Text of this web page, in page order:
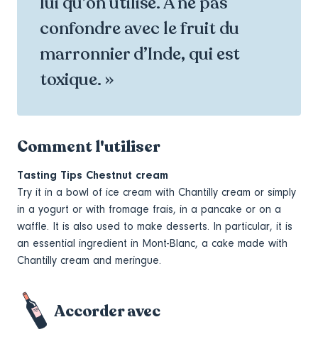
confondre avec le fruit du
marronnier d’Inde, qui est
toxique. »
Comment l'utiliser
Tasting Tips Chestnut cream
Try it in a bowl of ice cream with Chantilly cream or simply
in a yogurt or with fromage frais, in a pancake or on a
waffle. It is also used to make desserts. In particular, it is
an essential ingredient in Mont-Blanc, a cake made with
Chantilly cream and meringue.
Accorder avec